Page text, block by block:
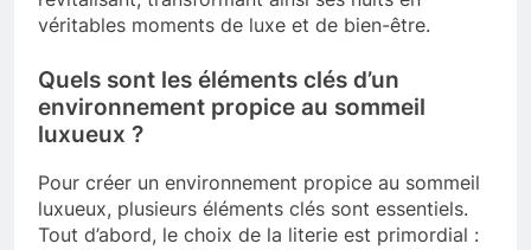
véritables moments de luxe et de bien-être.
Quels sont les éléments clés d’un
environnement propice au sommeil
luxueux ?
Pour créer un environnement propice au sommeil
luxueux, plusieurs éléments clés sont essentiels.
Tout d’abord, le choix de la literie est primordial :